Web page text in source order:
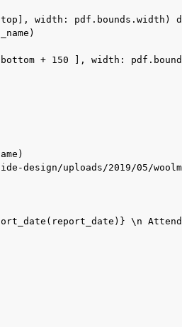
width: pdf.bounds.width)
+ 150 ], width:
design/uploads/2019/05/
\n